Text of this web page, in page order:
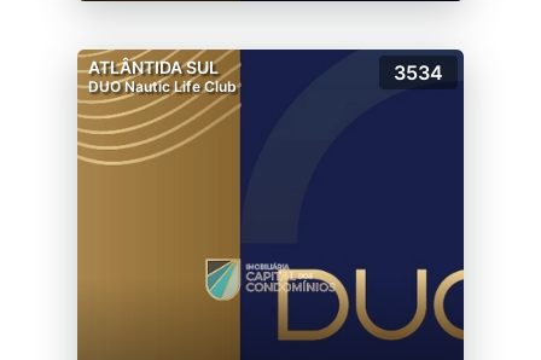
ATLÂNTIDA SUL
DUO Nautic Life Club
3534